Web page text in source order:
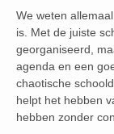
We weten
is. Met de juiste
georganiseerd,
agenda en een
chaotische
helpt het hebben
hebben zonder